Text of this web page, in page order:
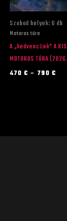
Szabad helyek: 6 db
Motoros túra
A „kedvencünk” A KIS
MOTOROS TÚRA
470 € – 790 €
változatok
a
termékoldalon
választhatók
ki